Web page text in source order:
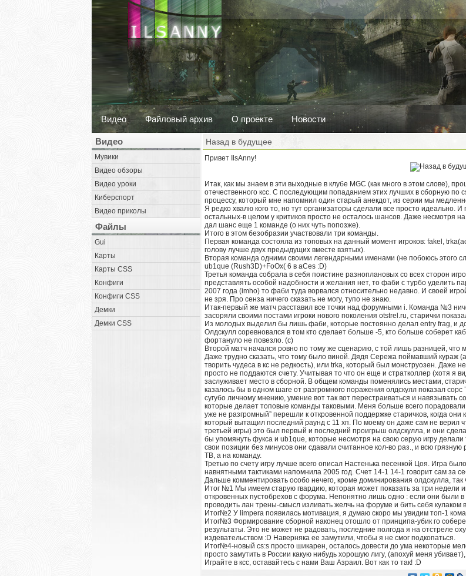
Видео Файловый архив О проекте Новости
Видео
Мувики
Видео обзоры
Видео уроки
Киберспорт
Видео приколы
Файлы
Gui
Карты
Карты CSS
Конфиги
Конфиги CSS
Демки
Демки CSS
Назад в будущее
Привет IlsAnny!
Итак, как мы знаем в эти выходные в клубе MGC (как много в этом слове),
отечественного ксс. С последующим попаданием этих лучших в сборную по
процессу, который мне напомнил один старый анекдот, из серии мы
Я редко хвалю кого то, но тут организаторы сделали все просто идеально. И
остальных-в целом у критиков просто не осталось шансов. Даже
дал шанс еще 1 команде (о них чуть попозже).
Итого в этом безобразии участвовали три команды.
Первая команда состояла из топовых на данный момент игроков: fakel,
голову лучше двух предыдущих вместе взятых).
Вторая команда одними своими легендарными именами (не побоюсь этого
ub1que (Rush3D)+FoOx( 6 в aCes :D)
Третья команда собрала в себя поистине разноплановых со всех сторон
представлять особой надобности и желания нет, то фаби с турбо уделить
2007 года (imho) то фаби туда ворвался относительно недавно. И своей
не зря. Про сенза ничего сказать не могу, тупо не знаю.
Итак-первый же матч расставил все точки над форумными i. Команда №3
засоряли своими постами игроки нового поколения otstrel.ru, старички
Из молодых выделил бы лишь фаби, которые постоянно делал entry frag, и
Олдскулл соревновался в том кто сделает больше -5, кто больше соберет
фортануло не повезло. (с)
Второй матч начался ровно по тому же сценарию, с той лишь разницей, что
Даже трудно сказать, что тому было виной. Дядя Сережа поймавший кураж
творить чудеса в кс не редкость), или trka, который был монструозен.
просто не поддаются счету. Учитывая то что он еще и стратколлер (хотя я
заслуживает место в сборной. В общем команды поменялись местами,
казалось бы в одном шаге от разгромного поражения олдскулл показал
сугубо личному мнению, умение вот так вот перестраиваться и навязывать
которые делает топовые команды таковыми. Меня больше всего
уже не разгромный” перешли к откровенной поддержке старичков, когда они
который вытащил последний раунд с 11 хп. По моему он даже сам не верил
третьей игры) это был первый и последний проигрыш олдскулла, и они
бы упомянуть фукса и ub1que, которые несмотря на свою серую игру
свои позиции без минусов они сдавали считанное кол-во раз., и всю
ТВ, а на команду.
Третью по счету игру лучше всего описал Настенька песенкой Цоя. Игра
навнятными тактиками напомнила 2005 год. Счет 14-1 14-1 говорит сам за
Дальше комментировать особо нечего, кроме доминирования олдскулла, так
Итог №1 Мы имеем старую гвардию, которая может показать за три недели
откровенных пустобрехов с форума. Непонятно лишь одно : если они были
проводить лан трены-смысл изливать желчь на форуме и бить себя кулаком
Итог№2 У limpera появилась мотивация, я думаю скоро мы увидим топ-1
Итог№3 Формирование сборной наконец отошло от принципа-убик го
результаты. Это не может не радовать, последние полгода я на отстреле
издевательством :D Наверняка ее замутили, чтобы я не смог подкопаться.
Итог№4-новый cs:s просто шикарен, осталось довести до ума некоторые
просто замутить в России какую нибудь хорошую лигу, (апохуй меня
Играйте в ксс, оставайтесь с нами Ваш Азраил. Вот как то так! :D